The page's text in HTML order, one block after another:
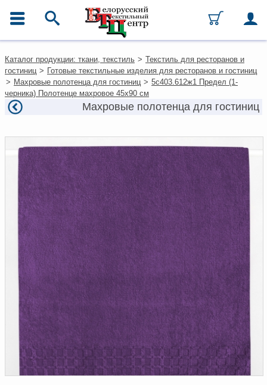
Каталог
Ткани
Домашний текстиль
Одежда
Ковры
гостиниц
Текстильная галантерея и
фурнитура
Условия работы
Оплата и доставка
Как оформить заказ
Вакансии
Как нас найти
Написать нам
Доверенность на
получение груза
Документы по работе с
персональными данными
Письмо руководителю
Вопросы и ответы
Новости | Статьи
Каталог продукции: ткани, текстиль > Текстиль для ресторанов и
гостиниц > Готовые текстильные изделия для ресторанов и гостиниц
> Махровые полотенца для гостиниц > 5с403.612ж1 Предел (1-
черника) Полотенце махровое 45х90 см
Махровые полотенца для гостиниц
Добавить
в
корзину